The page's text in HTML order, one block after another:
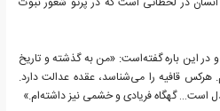
در این باره گفته‌است: «من به گذشته و تاریخ
هرکس قافیه را می‌شناسد، عقده عدالت دارد.
است… گهگاه فریادی و خشمی نیز داشته‌ام.»